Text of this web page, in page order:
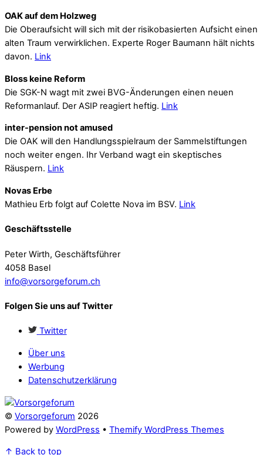
OAK auf dem Holzweg
Die Oberaufsicht will sich mit der risikobasierten Aufsicht einen
alten Traum verwirklichen. Experte Roger Baumann hält nichts
davon. Link
Bloss keine Reform
Die SGK-N wagt mit zwei BVG-Änderungen einen neuen
Reformanlauf. Der ASIP reagiert heftig. Link
inter-pension not amused
Die OAK will den Handlungsspielraum der Sammelstiftungen
noch weiter engen. Ihr Verband wagt ein skeptisches
Räuspern. Link
Novas Erbe
Mathieu Erb folgt auf Colette Nova im BSV. Link
Geschäftsstelle
Peter Wirth, Geschäftsführer
4058 Basel
info@vorsorgeforum.ch
Folgen Sie uns auf Twitter
Twitter
Über uns
Werbung
Datenschutzerklärung
© Vorsorgeforum 2026
Powered by WordPress • Themify WordPress Themes
↑ Back to top